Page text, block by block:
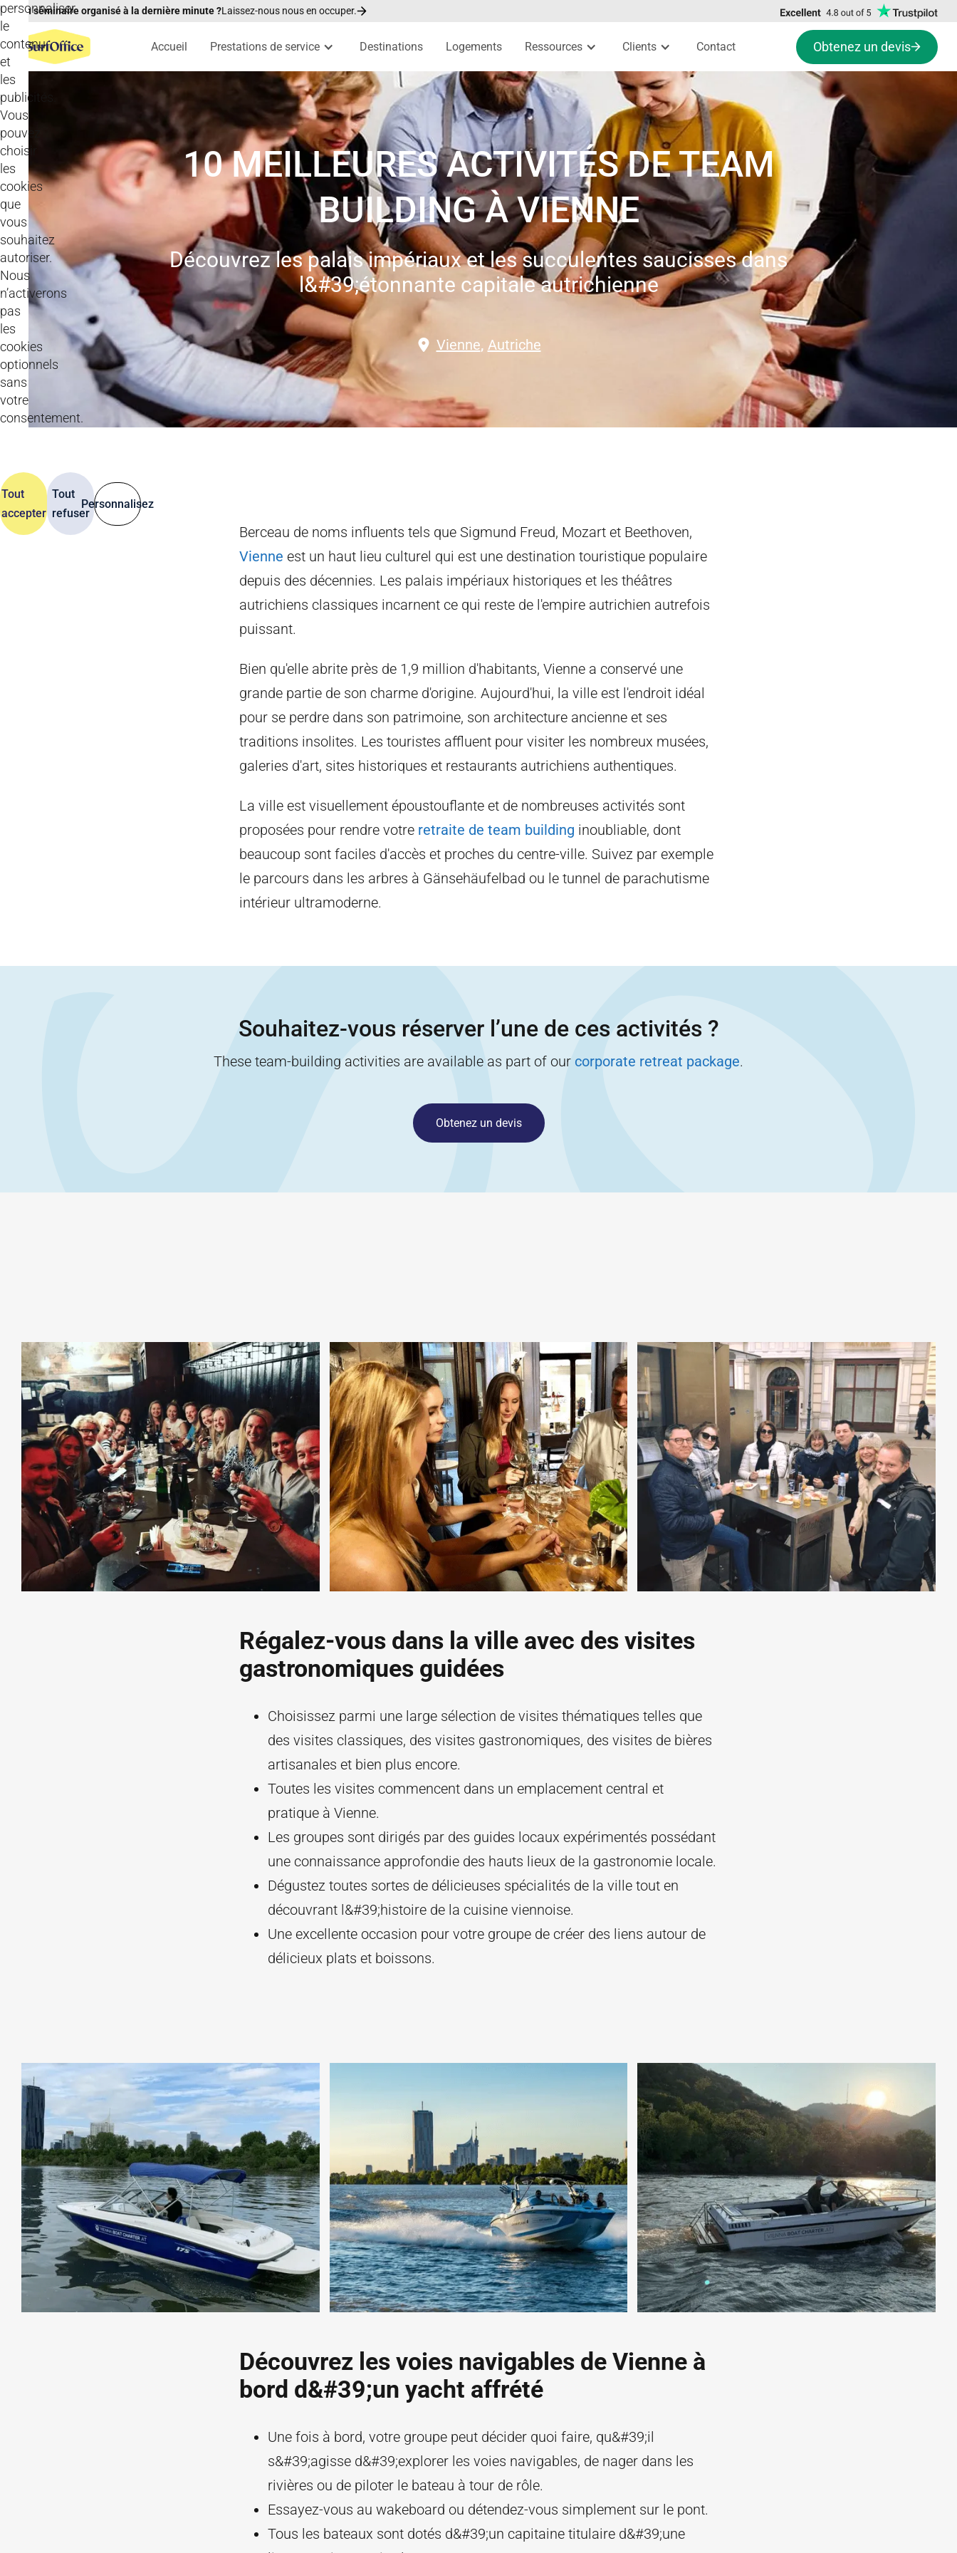
personnaliser
le
contenu
et
les
publicités.
Vous
pouvez
choisir
les
cookies
que
vous
souhaitez
autoriser.
Nous
n’activerons
pas
les
cookies
optionnels
sans
votre
consentement.
Tout
accepter
Tout
refuser
Personnalisez
Un séminaire organisé à la dernière minute ?Laissez-nous nous en occuper.
Accueil Prestations de service Destinations Logements Ressources Clients Contact Obtenez un devis
10 MEILLEURES ACTIVITÉS DE TEAM
BUILDING À VIENNE
Découvrez les palais impériaux et les succulentes saucisses dans
l&#39;étonnante capitale autrichienne
Vienne, Autriche
Berceau de noms influents tels que Sigmund Freud, Mozart et Beethoven,
Vienne est un haut lieu culturel qui est une destination touristique populaire
depuis des décennies. Les palais impériaux historiques et les théâtres
autrichiens classiques incarnent ce qui reste de l'empire autrichien autrefois
puissant.
Bien qu'elle abrite près de 1,9 million d'habitants, Vienne a conservé une
grande partie de son charme d'origine. Aujourd'hui, la ville est l'endroit idéal
pour se perdre dans son patrimoine, son architecture ancienne et ses
traditions insolites. Les touristes affluent pour visiter les nombreux musées,
galeries d'art, sites historiques et restaurants autrichiens authentiques.
La ville est visuellement époustouflante et de nombreuses activités sont
proposées pour rendre votre retraite de team building inoubliable, dont
beaucoup sont faciles d'accès et proches du centre-ville. Suivez par exemple
le parcours dans les arbres à Gänsehäufelbad ou le tunnel de parachutisme
intérieur ultramoderne.
Souhaitez-vous réserver l’une de ces activités ?
These team-building activities are available as part of our corporate retreat package.
Obtenez un devis
Régalez-vous dans la ville avec des visites
gastronomiques guidées
Choisissez parmi une large sélection de visites thématiques telles que
des visites classiques, des visites gastronomiques, des visites de bières
artisanales et bien plus encore.
Toutes les visites commencent dans un emplacement central et
pratique à Vienne.
Les groupes sont dirigés par des guides locaux expérimentés possédant
une connaissance approfondie des hauts lieux de la gastronomie locale.
Dégustez toutes sortes de délicieuses spécialités de la ville tout en
découvrant l&#39;histoire de la cuisine viennoise.
Une excellente occasion pour votre groupe de créer des liens autour de
délicieux plats et boissons.
Découvrez les voies navigables de Vienne à
bord d&#39;un yacht affrété
Une fois à bord, votre groupe peut décider quoi faire, qu&#39;il
s&#39;agisse d&#39;explorer les voies navigables, de nager dans les
rivières ou de piloter le bateau à tour de rôle.
Essayez-vous au wakeboard ou détendez-vous simplement sur le pont.
Tous les bateaux sont dotés d&#39;un capitaine titulaire d&#39;une